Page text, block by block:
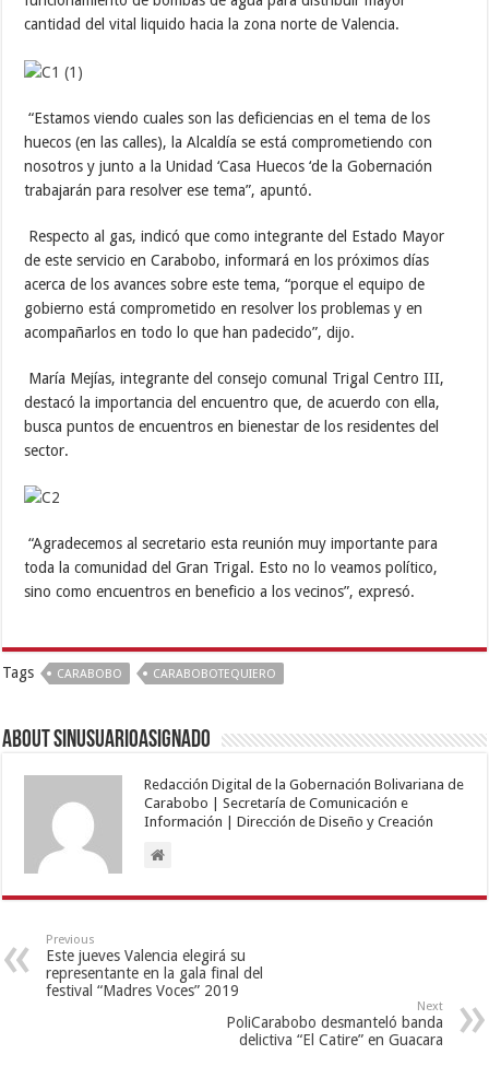
cantidad del vital liquido hacia la zona norte de Valencia.
“Estamos viendo cuales son las deficiencias en el tema de los
huecos (en las calles), la Alcaldía se está comprometiendo con
nosotros y junto a la Unidad ‘Casa Huecos ‘de la Gobernación
trabajarán para resolver ese tema”, apuntó.
Respecto al gas, indicó que como integrante del Estado Mayor
de este servicio en Carabobo, informará en los próximos días
acerca de los avances sobre este tema, “porque el equipo de
gobierno está comprometido en resolver los problemas y en
acompañarlos en todo lo que han padecido”, dijo.
María Mejías, integrante del consejo comunal Trigal Centro III,
destacó la importancia del encuentro que, de acuerdo con ella,
busca puntos de encuentros en bienestar de los residentes del
sector.
“Agradecemos al secretario esta reunión muy importante para
toda la comunidad del Gran Trigal. Esto no lo veamos político,
sino como encuentros en beneficio a los vecinos”, expresó.
Tags CARABOBO CARABOBOTEQUIERO
About sinusuarioasignado
Redacción Digital de la Gobernación Bolivariana de
Carabobo | Secretaría de Comunicación e
Información | Dirección de Diseño y Creación
Previous
Este jueves Valencia elegirá su
representante en la gala final del
festival “Madres Voces” 2019
Next
PoliCarabobo desmanteló banda
delictiva “El Catire” en Guacara